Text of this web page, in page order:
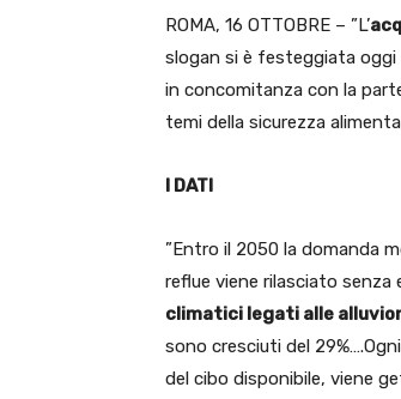
ROMA, 16 OTTOBRE – ”L’
slogan si è festeggiata oggi
in concomitanza con la
temi della sicurezza
I DATI
”Entro il 2050 la domanda
reflue viene rilasciato
climatici legati alle
sono cresciuti del
del cibo disponibile, viene